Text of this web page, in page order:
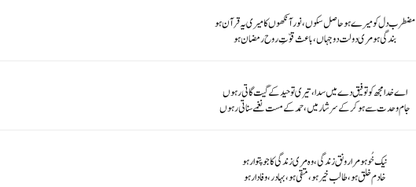
مضطرب دل کو میرے ہو حاصل سکوں، نور آنکھوں کا میری یہ قرآن ہو
بندگی ہو مری دولت دوجہاں، باعث قوّتِ روح رمضان ہو
اے خدا مجھ کو توفیق دے میں سدا، تیری توحید کے گیت گاتی رہوں
جام وحدت سے ہو کر کے سرشار میں، حمدکے مست نغمے سناتی رہوں
نیک خُو ہو مرا رونق زندگی، وہ مری زندگی کا جو پتوار ہو
خادم خلق ہو، طالب خیر ہو، متقی ہو، بہادر، وفادار ہو